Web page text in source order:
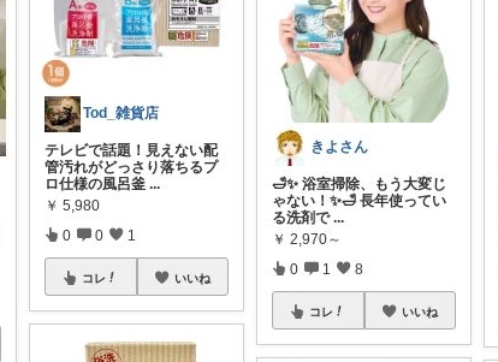
Tod_雑貨店
テレビで話題！見えない配
管汚れがどっさり落ちるプ
ロ仕様の風呂釜 ...
￥ 5,980
0 0 1
コレ いいね
きよさん
🛁✨ 浴室掃除、もう大変じ
ゃない！✨🛁 長年使ってい
る洗剤で ...
￥ 2,970～
0 1 8
コレ いいね